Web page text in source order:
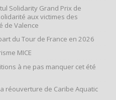
Solidarity Grand Prix de
aux victimes des
de Valence
du Tour de France en 2026
MICE
à ne pas manquer cet été
réouverture de Caribe Aquatic